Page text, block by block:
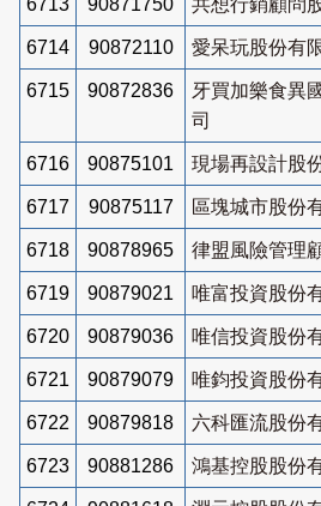
6714 90872110 愛呆玩股份有
6715 90872836
牙買加樂食異
司
6716 90875101 現場再設計股
6717 90875117 區塊城市股份
6718 90878965 律盟風險管理
6719 90879021 唯富投資股份
6720 90879036 唯信投資股份
6721 90879079 唯鈞投資股份
6722 90879818 六科匯流股份
6723 90881286 鴻基控股股份